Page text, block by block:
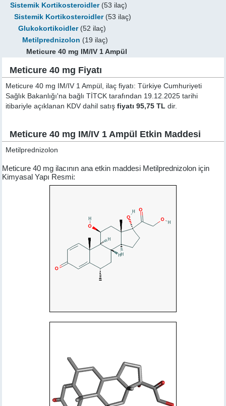
Sistemik Kortikosteroidler(53 ilaç)
Sistemik Kortikosteroidler(53 ilaç)
Glukokortikoidler(52 ilaç)
Metilprednizolon (19 ilaç)
Meticure 40 mg IM/IV 1 Ampül
Meticure 40 mg Fiyatı
Meticure 40 mg IM/IV 1 Ampül, ilaç fiyatı: Türkiye Cumhuriyeti
Sağlık Bakanlığı'na bağlı TİTCK tarafından 19.12.2025 tarihi
itibariyle açıklanan KDV dahil satışfiyatı 95,75 TL dir.
Meticure 40 mg IM/IV 1 Ampül Etkin Maddesi
Metilprednizolon
Meticure 40 mg ilacının ana etkin maddesi Metilprednizolon için
Kimyasal Yapı Resmi: